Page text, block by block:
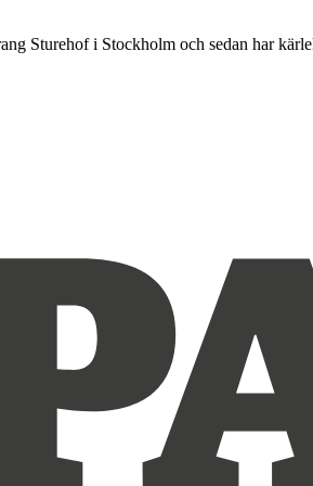
Sturehof i Stockholm och sedan har